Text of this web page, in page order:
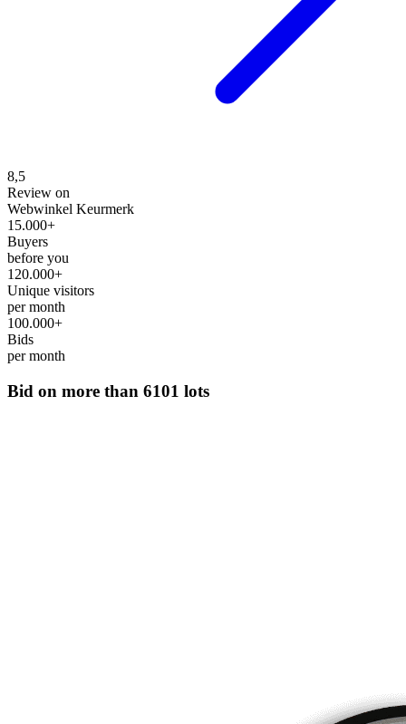
8,5
Review on
Webwinkel Keurmerk
15.000+
Buyers
before you
120.000+
Unique visitors
per month
100.000+
Bids
per month
Bid on more than 6101 lots